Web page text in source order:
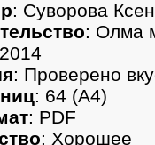
: Суворова
: Олма
: Проверено
: 64 (А4)
: PDF
: Хорошее